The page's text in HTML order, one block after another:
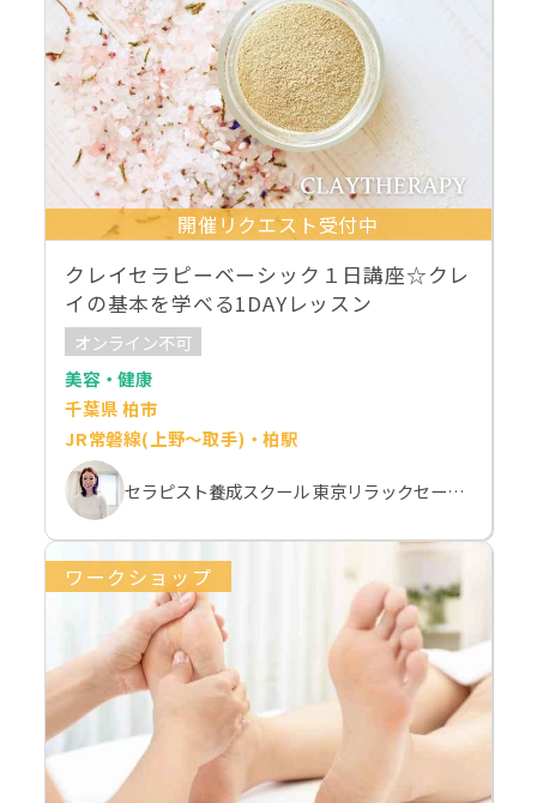
開催リクエスト受付中
クレイセラピーベーシック１日講座☆クレ
イの基本を学べる1DAYレッスン
オンライン不可
美容・健康
千葉県 柏市
JR常磐線(上野～取手)・柏駅
セラピスト養成スクール 東京リラックセーションアカデミー 斉藤麻希
ワークショップ